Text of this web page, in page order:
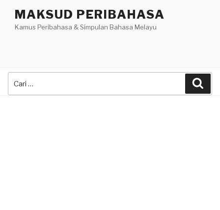
content
MAKSUD PERIBAHASA
Kamus Peribahasa & Simpulan Bahasa Melayu